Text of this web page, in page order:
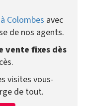
Colombes avec
de nos agents.
vente fixes dès
visites vous-
de tout.